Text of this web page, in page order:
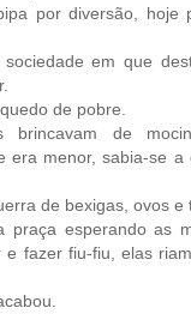
por diversão, hoje
sociedade em que
de pobre.
brincavam de
era menor, sabia-se
de bexigas, ovos e
praça esperando as
e fazer fiu-fiu, elas